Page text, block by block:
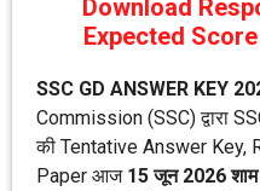
Download
Expected
SSC GD ANSWER KEY
Commission (SSC) द्वारा
की Tentative Answer Key,
Paper आज 15 जून 2026